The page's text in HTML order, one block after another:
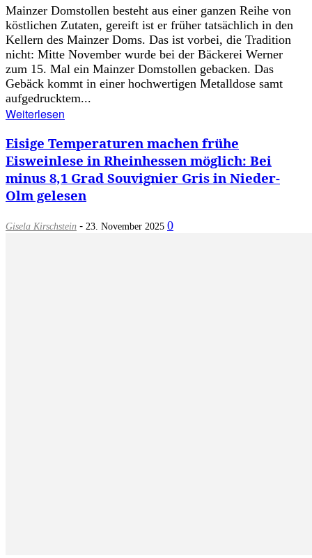
Mainzer Domstollen besteht aus einer ganzen Reihe von
köstlichen Zutaten, gereift ist er früher tatsächlich in den
Kellern des Mainzer Doms. Das ist vorbei, die Tradition
nicht: Mitte November wurde bei der Bäckerei Werner
zum 15. Mal ein Mainzer Domstollen gebacken. Das
Gebäck kommt in einer hochwertigen Metalldose samt
aufgedrucktem...
Weiterlesen
Eisige Temperaturen machen frühe
Eisweinlese in Rheinhessen möglich: Bei
minus 8,1 Grad Souvignier Gris in Nieder-
Olm gelesen
Gisela Kirschstein - 23. November 2025 0